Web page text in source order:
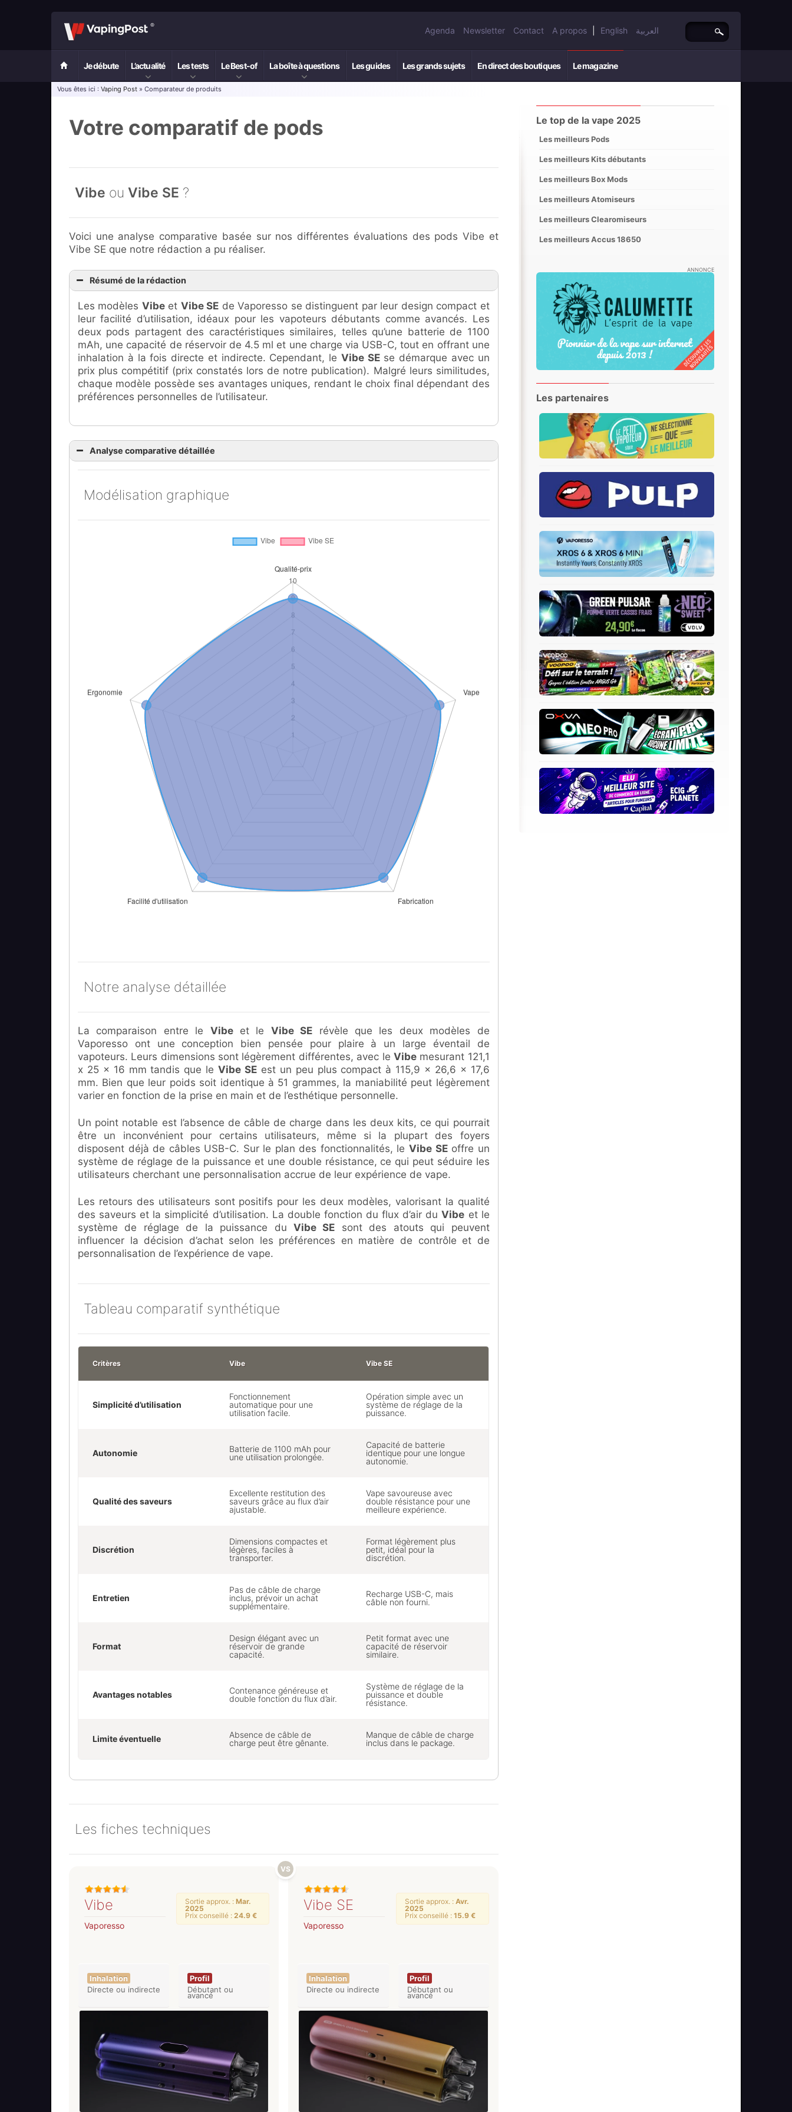
Agenda Newsletter Contact A propos English العربية
Je débute L’actualité Les tests Le Best-of La boîte à questions Les guides Les grands sujets En direct des boutiques Le magazine
Vous êtes ici : Vaping Post » Comparateur de produits
Votre comparatif de pods
Vibe ou Vibe SE ?
Voici une analyse comparative basée sur nos différentes évaluations des pods Vibe et
Vibe SE que notre rédaction a pu réaliser.
Résumé de la rédaction
Les modèles Vibeet Vibe SE de Vaporesso se distinguent par leur design compact et
leur facilité d’utilisation, idéaux pour les vapoteurs débutants comme avancés. Les
deux pods partagent des caractéristiques similaires, telles qu’une batterie de 1100
mAh, une capacité de réservoir de 4.5 ml et une charge via USB-C, tout en offrant une
inhalation à la fois directe et indirecte. Cependant, le Vibe SEse démarque avec un
prix plus compétitif (prix constatés lors de notre publication). Malgré leurs similitudes,
chaque modèle possède ses avantages uniques, rendant le choix final dépendant des
préférences personnelles de l’utilisateur.
Analyse comparative détaillée
Modélisation graphique
Notre analyse détaillée
La comparaison entre le Vibeet le Vibe SE révèle que les deux modèles de
Vaporesso ont une conception bien pensée pour plaire à un large éventail de
vapoteurs. Leurs dimensions sont légèrement différentes, avec le Vibemesurant 121,1
x 25 x 16 mm tandis que leVibe SEest un peu plus compact à 115,9 x 26,6 x 17,6
mm. Bien que leur poids soit identique à 51 grammes, la maniabilité peut légèrement
varier en fonction de la prise en main et de l’esthétique personnelle.
Un point notable est l’absence de câble de charge dans les deux kits, ce qui pourrait
être un inconvénient pour certains utilisateurs, même si la plupart des foyers
disposent déjà de câbles USB-C. Sur le plan des fonctionnalités, leVibe SEoffre un
système de réglage de la puissance et une double résistance, ce qui peut séduire les
utilisateurs cherchant une personnalisation accrue de leur expérience de vape.
Les retours des utilisateurs sont positifs pour les deux modèles, valorisant la qualité
des saveurs et la simplicité d’utilisation. La double fonction du flux d’air duVibe et le
système de réglage de la puissance duVibe SE sont des atouts qui peuvent
influencer la décision d’achat selon les préférences en matière de contrôle et de
personnalisation de l’expérience de vape.
Tableau comparatif synthétique
Critères Vibe Vibe SE
Simplicité d’utilisation
Fonctionnement
automatique pour une
utilisation facile.
Opération simple avec un
système de réglage de la
puissance.
Autonomie
Batterie de 1100 mAh pour
une utilisation prolongée.
Capacité de batterie
identique pour une longue
autonomie.
Qualité des saveurs
Excellente restitution des
saveurs grâce au flux d’air
ajustable.
Vape savoureuse avec
double résistance pour une
meilleure expérience.
Discrétion
Dimensions compactes et
légères, faciles à
transporter.
Format légèrement plus
petit, idéal pour la
discrétion.
Entretien
Pas de câble de charge
inclus, prévoir un achat
supplémentaire.
Recharge USB-C, mais
câble non fourni.
Format
Design élégant avec un
réservoir de grande
capacité.
Petit format avec une
capacité de réservoir
similaire.
Avantages notables
Contenance généreuse et
double fonction du flux d’air.
Système de réglage de la
puissance et double
résistance.
Limite éventuelle
Absence de câble de
charge peut être gênante.
Manque de câble de charge
inclus dans le package.
Les fiches techniques
Vibe
Vaporesso
Sortie approx. :Mar.
2025
Prix conseillé :24.9 €
Inhalation
Directe ou indirecte
Profil
Débutant ou
avancé
Vibe SE
Vaporesso
Sortie approx. : Avr.
2025
Prix conseillé : 15.9 €
Inhalation
Directe ou indirecte
Profil
Débutant ou
avancé
Le top de la vape 2025
Les meilleurs Pods
Les meilleurs Kits débutants
Les meilleurs Box Mods
Les meilleurs Atomiseurs
Les meilleurs Clearomiseurs
Les meilleurs Accus 18650
ANNONCE
Les partenaires